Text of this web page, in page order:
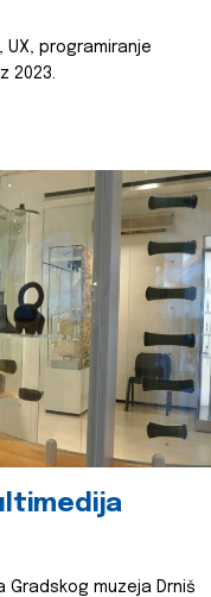
programiranje
2023.
muzeja Drniš